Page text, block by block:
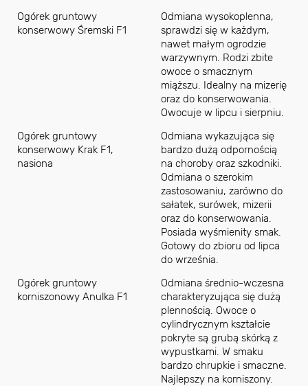
Ogórek gruntowy
konserwowy Śremski F1
Odmiana wysokoplenna,
sprawdzi się w każdym,
nawet małym ogrodzie
warzywnym. Rodzi zbite
owoce o smacznym
miąższu. Idealny na mizerię
oraz do konserwowania.
Owocuje w lipcu i sierpniu.
Ogórek gruntowy
konserwowy Krak F1,
nasiona
Odmiana wykazująca się
bardzo dużą odpornością
na choroby oraz szkodniki.
Odmiana o szerokim
zastosowaniu, zarówno do
sałatek, surówek, mizerii
oraz do konserwowania.
Posiada wyśmienity smak.
Gotowy do zbioru od lipca
do września.
Ogórek gruntowy
korniszonowy Anulka F1
Odmiana średnio-wczesna
charakteryzująca się dużą
plennością. Owoce o
cylindrycznym kształcie
pokryte są grubą skórką z
wypustkami. W smaku
bardzo chrupkie i smaczne.
Najlepszy na korniszony.